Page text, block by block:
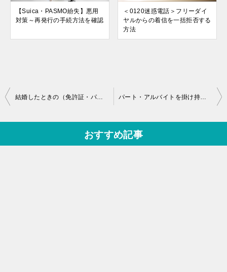
【Suica・PASMO紛失】悪用
対策～再発行の手続方法を確認
＜0120迷惑電話＞フリーダイ
ヤルからの着信を一括拒否する
方法
投
ビ
結婚したときの（免許証・パスポート・年金など）氏名変更手続きまとめ パート・アルバイトを掛け持ちするときの注意点を確認しておこう！
おすすめ記事